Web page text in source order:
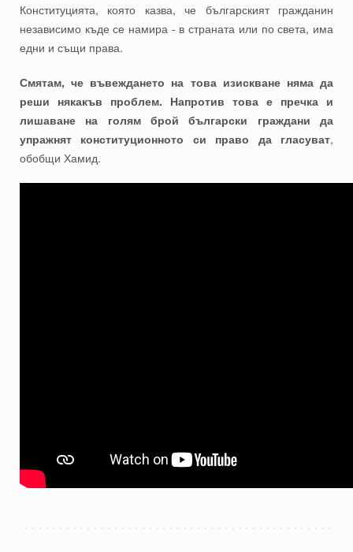
Конституцията, която казва, че българският гражданин
независимо къде се намира - в страната или по света, има
едни и същи права.
Смятам, че въвеждането на това изискване няма да
реши някакъв проблем. Напротив това е пречка и
лишаване на голям брой български граждани да
упражнят конституционното си право да гласуват,
обобщи Хамид.